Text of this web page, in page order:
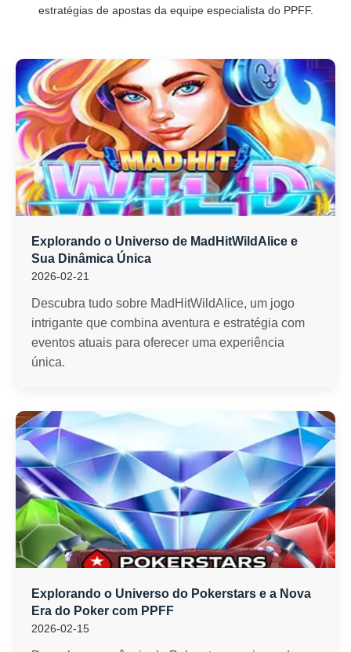
estratégias de apostas da equipe especialista do PPFF.
Explorando o Universo de MadHitWildAlice e
Sua Dinâmica Única
2026-02-21
Descubra tudo sobre MadHitWildAlice, um jogo
intrigante que combina aventura e estratégia com
eventos atuais para oferecer uma experiência
única.
Explorando o Universo do Pokerstars e a Nova
Era do Poker com PPFF
2026-02-15